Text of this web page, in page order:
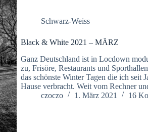
Schwarz-Weiss
Black & White 2021 – MÄRZ
Ganz Deutschland ist in Locdown
zu, Frisöre, Restaurants und
das schönste Winter Tagen die ich seit
Hause verbracht. Weit vom Rechner
czoczo
1. März 2021 16